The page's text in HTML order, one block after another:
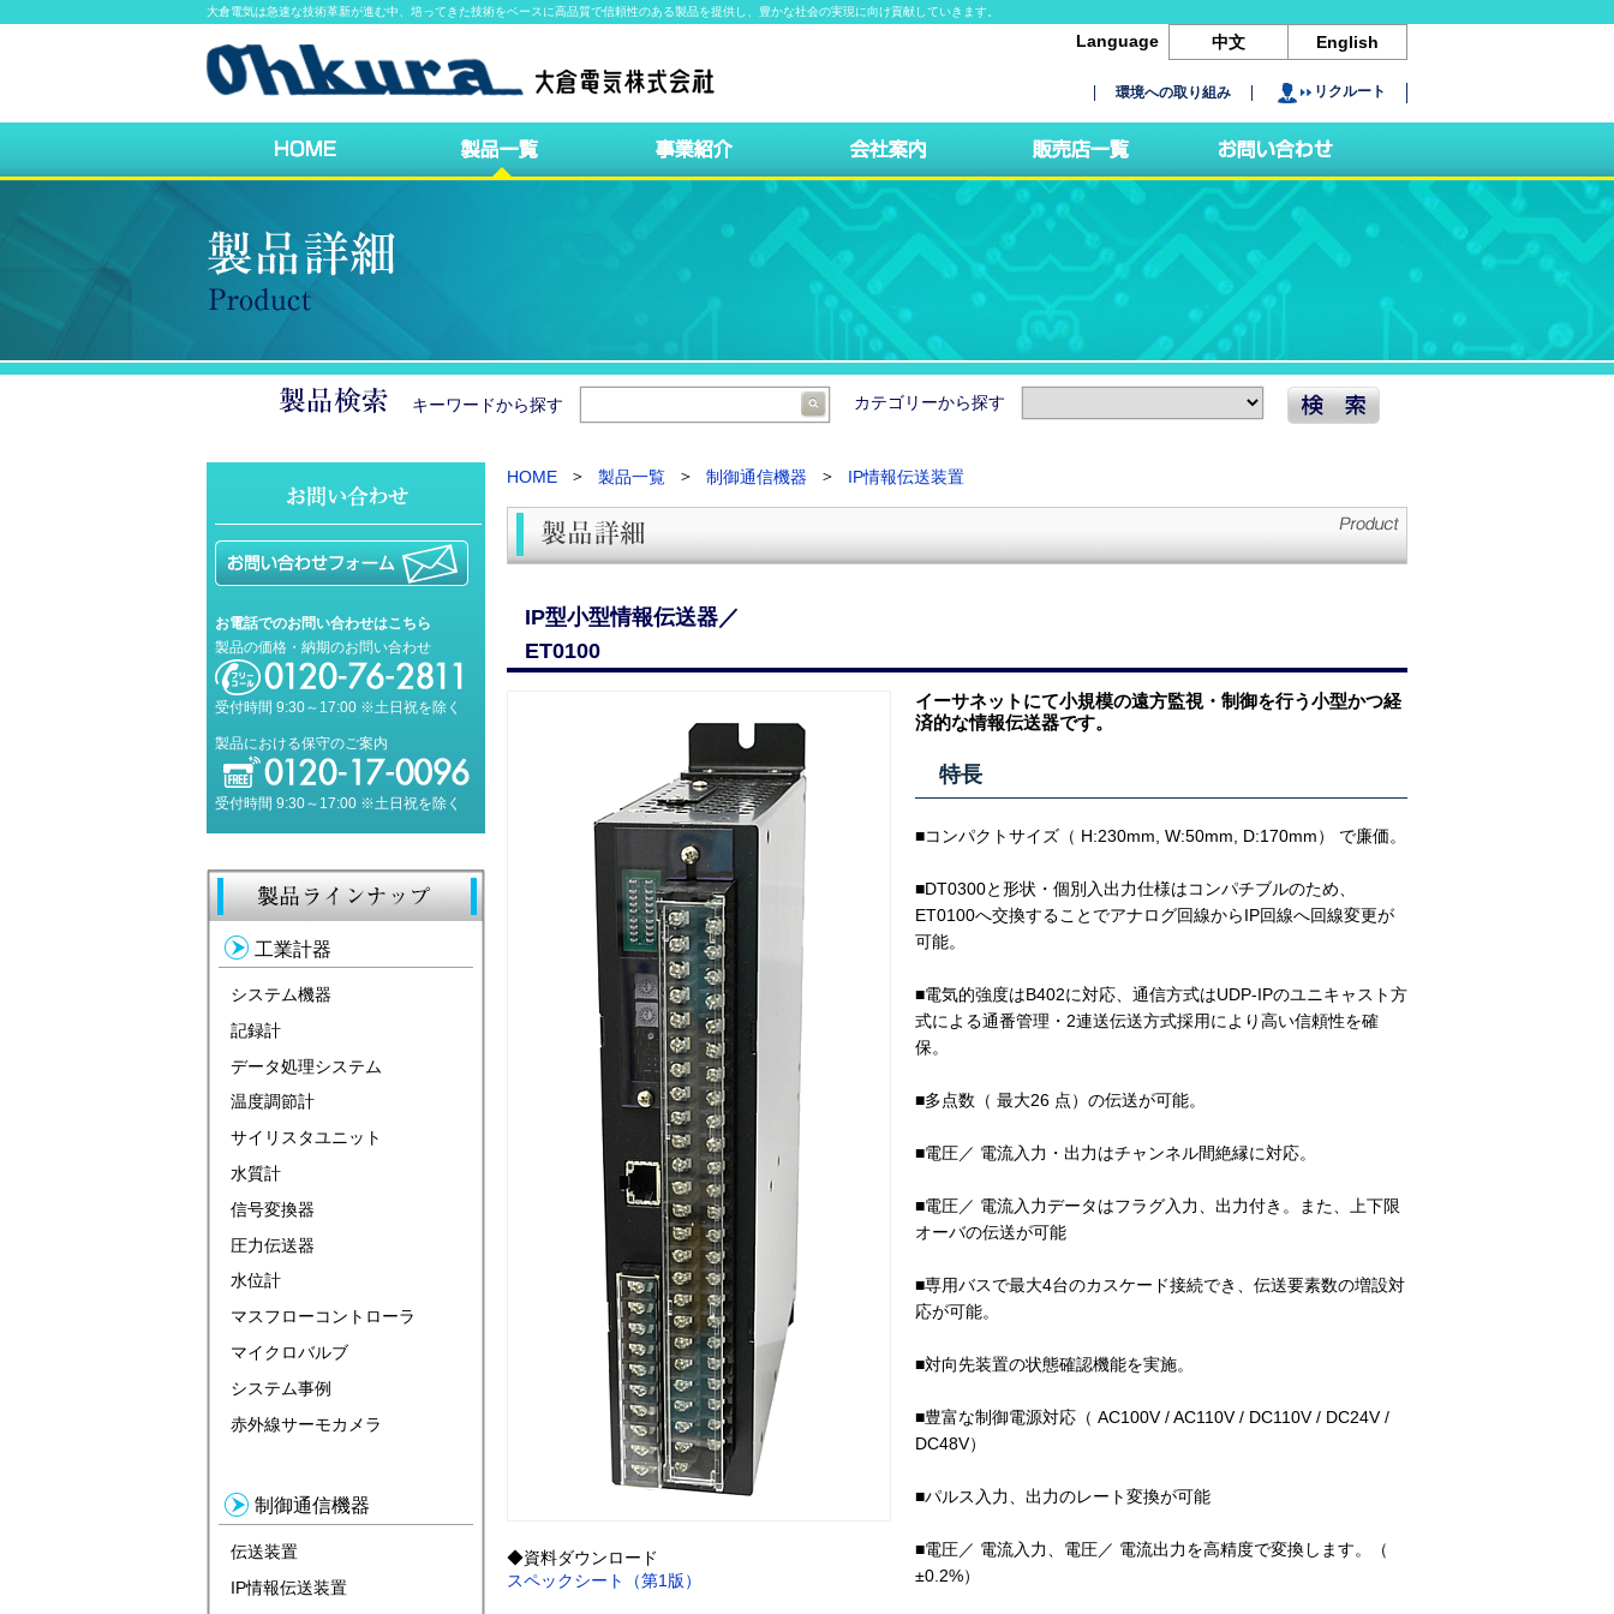
大倉電気は急速な技術革新が進む中、培ってきた技術をベースに高品質で信頼性のある製品を提供し、豊かな社会の実現に向け貢献していきます。
Language 中文 English
環境への取り組み リクルート
キーワードから探す カテゴリーから探す
HOME 製品一覧 制御通信機器 IP情報伝送装置
IP型小型情報伝送器／
ET0100
◆資料ダウンロード
スペックシート（第1版）
イーサネットにて小規模の遠方監視・制御を行う小型かつ経
済的な情報伝送器です。
特長
■コンパクトサイズ（ H:230mm, W:50mm, D:170mm） で廉価。
■DT0300と形状・個別入出力仕様はコンパチブルのため、
ET0100へ交換することでアナログ回線からIP回線へ回線変更が
可能。
■電気的強度はB402に対応、通信方式はUDP-IPのユニキャスト方
式による通番管理・2連送伝送方式採用により高い信頼性を確
保。
■多点数（ 最大26 点）の伝送が可能。
■電圧／ 電流入力・出力はチャンネル間絶縁に対応。
■電圧／ 電流入力データはフラグ入力、出力付き。また、上下限
オーバの伝送が可能
■専用バスで最大4台のカスケード接続でき、伝送要素数の増設対
応が可能。
■対向先装置の状態確認機能を実施。
■豊富な制御電源対応（ AC100V / AC110V / DC110V / DC24V /
DC48V）
■パルス入力、出力のレート変換が可能
■電圧／ 電流入力、電圧／ 電流出力を高精度で変換します。（
±0.2%）
お電話でのお問い合わせはこちら
製品の価格・納期のお問い合わせ
受付時間 9:30～17:00 ※土日祝を除く
製品における保守のご案内
受付時間 9:30～17:00 ※土日祝を除く
工業計器
システム機器
記録計
データ処理システム
温度調節計
サイリスタユニット
水質計
信号変換器
圧力伝送器
水位計
マスフローコントローラ
マイクロバルブ
システム事例
赤外線サーモカメラ
制御通信機器
伝送装置
IP情報伝送装置